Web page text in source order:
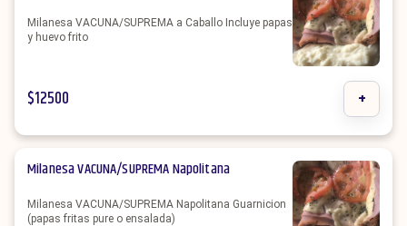
Milanesa VACUNA/SUPREMA a Caballo Incluye papas
y huevo frito
$12500 +
Milanesa VACUNA/SUPREMA Napolitana
Milanesa VACUNA/SUPREMA Napolitana Guarnicion
(papas fritas pure o ensalada)